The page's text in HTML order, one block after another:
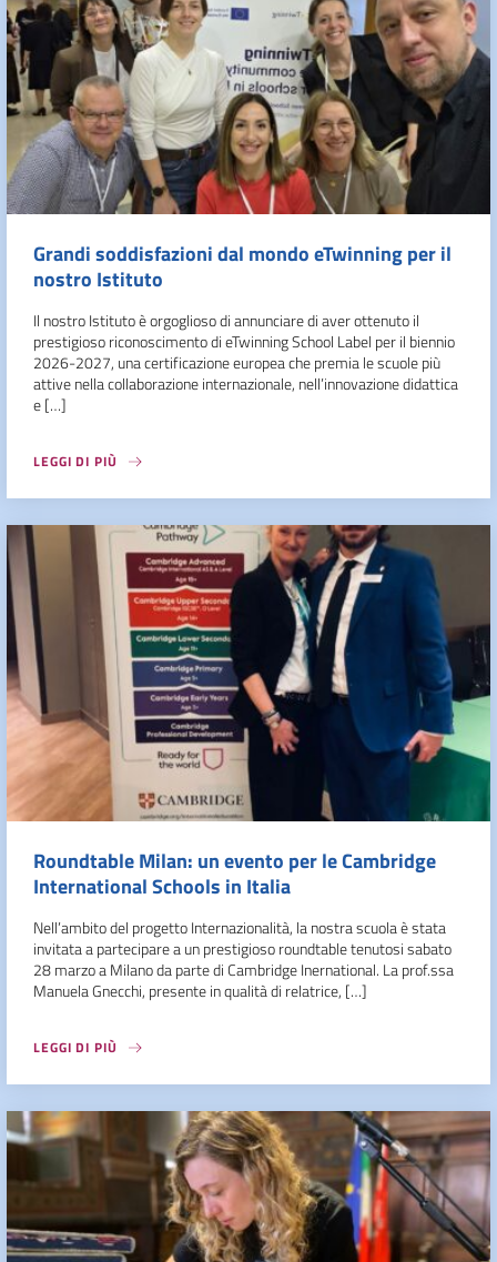
Grandi soddisfazioni dal mondo eTwinning per il
nostro Istituto
Il nostro Istituto è orgoglioso di annunciare di aver ottenuto il
prestigioso riconoscimento di eTwinning School Label per il biennio
2026-2027, una certificazione europea che premia le scuole più
attive nella collaborazione internazionale, nell’innovazione didattica
e […]
LEGGI DI PIÙ
Roundtable Milan: un evento per le Cambridge
International Schools in Italia
Nell’ambito del progetto Internazionalità, la nostra scuola è stata
invitata a partecipare a un prestigioso roundtable tenutosi sabato
28 marzo a Milano da parte di Cambridge Inernational. La prof.ssa
Manuela Gnecchi, presente in qualità di relatrice, […]
LEGGI DI PIÙ